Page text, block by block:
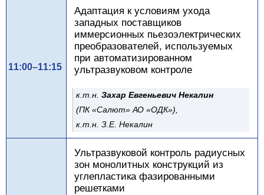
11:00–11:15
Адаптация к условиям ухода
западных поставщиков
иммерсионных пьезоэлектрических
преобразователей, используемых
при автоматизированном
ультразвуковом контроле
к.т.н. Захар Евгеньевич Некалин
(ПК «Салют» АО «ОДК»),
к.т.н. З.Е. Некалин
Ультразвуковой контроль радиусных
зон монолитных конструкций из
углепластика фазированными
решетками